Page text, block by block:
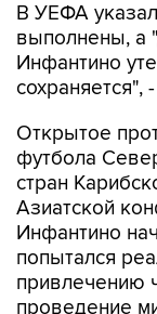
В УЕФА
выполнены, а
Инфантино
Открытое
футбола
стран
Азиатской
Инфантино
попытался
привлечению
проведение